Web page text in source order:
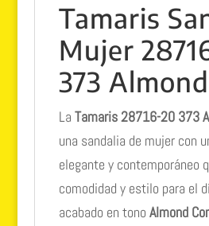
Tamaris
Mujer
373
La Tamaris 28716-20 373
una sandalia de mujer con
elegante y contemporáneo
comodidad y estilo para el
acabado en tono Almond